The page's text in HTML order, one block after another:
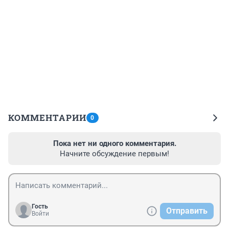
КОММЕНТАРИИ 0
Пока нет ни одного комментария.
Начните обсуждение первым!
Гость
Войти
Отправить